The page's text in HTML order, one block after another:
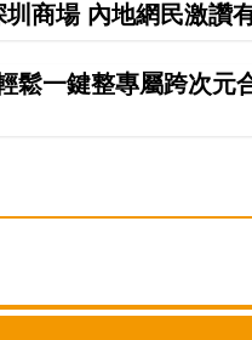
商場 內地網民激讚
鬆一鍵整專屬跨次元